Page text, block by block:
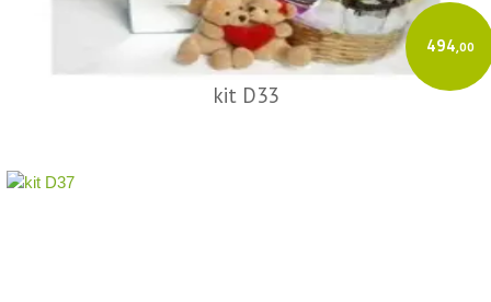
494,00
kit D33